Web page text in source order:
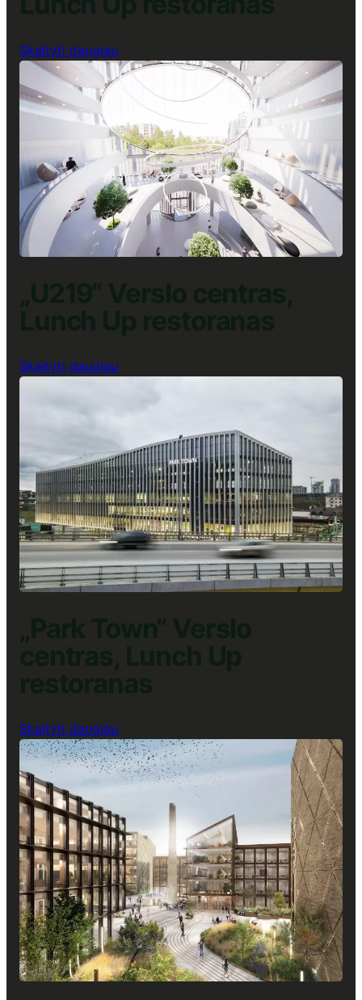
Skaityti daugiau
„Magnum“
Lunch
Up
restoranas
„U219“ Verslo centras,
Lunch Up restoranas
Skaityti daugiau
Verslo
Lunch
Up
restoranas
„Park Town“ Verslo
centras, Lunch Up
restoranas
Skaityti daugiau
„Park
Town“
Verslo
Lunch
Up
restoranas